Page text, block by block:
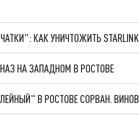
КАК УНИЧТОЖИТЬ STARLINK
НА ЗАПАДНОМ В РОСТОВЕ